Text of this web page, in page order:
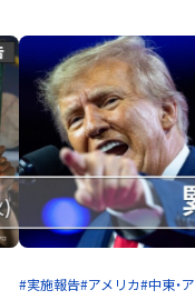
#実施報告#アメリカ#中東・